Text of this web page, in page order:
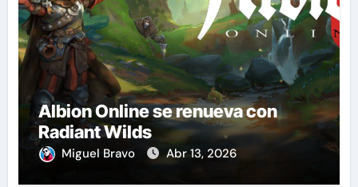
Albion Online se renueva con
Radiant Wilds
Miguel Bravo Abr 13, 2026